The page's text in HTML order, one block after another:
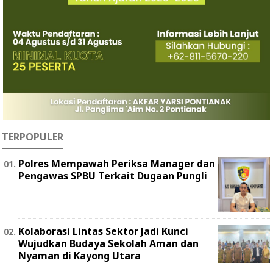
TERPOPULER
Polres Mempawah Periksa Manager dan
Pengawas SPBU Terkait Dugaan Pungli
Kolaborasi Lintas Sektor Jadi Kunci
Wujudkan Budaya Sekolah Aman dan
Nyaman di Kayong Utara